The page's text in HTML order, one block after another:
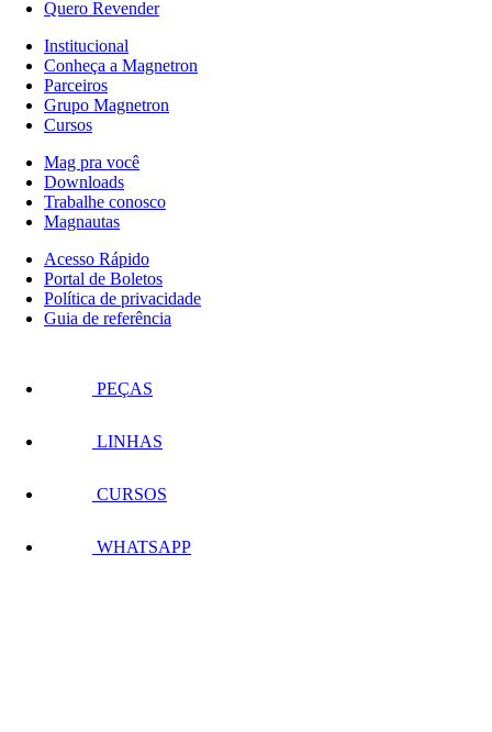
Quero Revender
Institucional
Conheça a Magnetron
Parceiros
Grupo Magnetron
Cursos
Mag pra você
Downloads
Trabalhe conosco
Magnautas
Acesso Rápido
Portal de Boletos
Política de privacidade
Guia de referência
PEÇAS
LINHAS
CURSOS
WHATSAPP